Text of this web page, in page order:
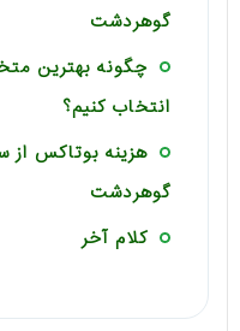
گوهردشت
چگونه بهترین
انتخاب کنیم؟
هزینه بوتاکس از
گوهردشت
کلام آخر